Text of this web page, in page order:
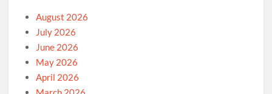
August 2026
July 2026
June 2026
May 2026
April 2026